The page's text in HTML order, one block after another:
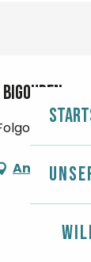
Guillou,
Anfahrt